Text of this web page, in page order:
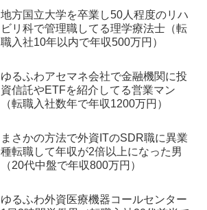
地方国立大学を卒業し50人程度のリハ
ビリ科で管理職してる理学療法士（転
職入社10年以内で年収500万円）
ゆるふわアセマネ会社で金融機関に投
資信託やETFを紹介してる営業マン
（転職入社数年で年収1200万円）
まさかの方法で外資ITのSDR職に異業
種転職して年収が2倍以上になった男
（20代中盤で年収800万円）
ゆるふわ外資医療機器コールセンター